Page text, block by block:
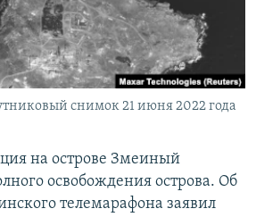
КРЫМА снимок 21 июня 2022 года
на острове Змеиный
освобождения острова. Об
телемарафона заявил